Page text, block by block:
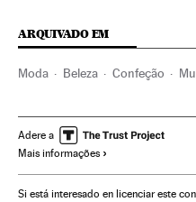
ARQUIVADO EM
Moda Beleza Confeção
Adere a
Mais informações
Si está interesado en licenciar este